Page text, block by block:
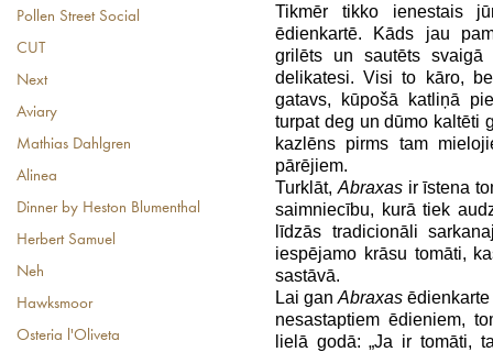
Pollen Street Social
CUT
Next
Aviary
Mathias Dahlgren
Alinea
Dinner by Heston Blumenthal
Herbert Samuel
Neh
Hawksmoor
Osteria l'Oliveta
Tikmēr tikko ienestais
ēdienkartē. Kāds jau
grilēts un sautēts
delikatesi. Visi to kāro,
gatavs, kūpošā katliņā
turpat deg un dūmo kaltēti
kazlēns pirms tam
pārējiem.
Turklāt, Abraxasir īstena
saimniecību, kurā tiek
līdzās tradicionāli
iespējamo krāsu tomāti,
sastāvā.
Lai gan Abraxas
nesastaptiem ēdieniem,
lielā godā: „Ja ir tomāti,